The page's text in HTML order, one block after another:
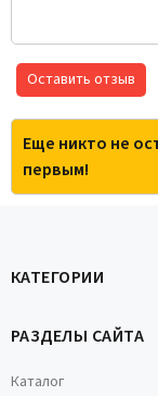
Оставить отзыв
Еще никто не
первым!
КАТЕГОРИИ
РАЗДЕЛЫ САЙТА
Каталог